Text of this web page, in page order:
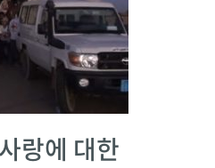
랑에 대한